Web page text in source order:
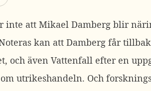
inte att Mikael Damberg blir
kan att Damberg får
och även Vattenfall efter en
utrikeshandeln. Och